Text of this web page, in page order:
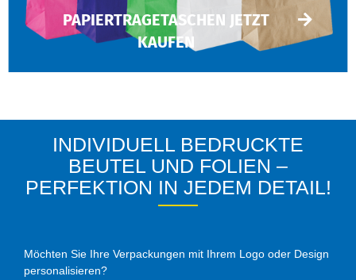
PAPIERTRAGETASCHEN JETZT
KAUFEN
INDIVIDUELL BEDRUCKTE
BEUTEL UND FOLIEN –
PERFEKTION IN JEDEM DETAIL!
Möchten Sie Ihre Verpackungen mit Ihrem Logo oder Design
personalisieren?